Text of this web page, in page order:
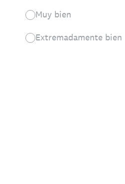
Muy bien
Extremadamente bien